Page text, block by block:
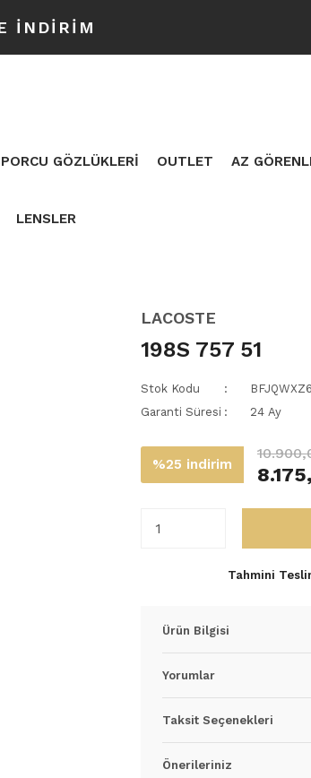
İNDİRİM
GÖZLÜKLERİ OUTLET AZ
LENSLER
LACOSTE
198S 757 51
Stok Kodu
BFJQWXZ6
Garanti Süresi
24 Ay
%25 indirim
Tahmini
Ürün Bilgisi
Yorumlar
Taksit Seçenekleri
Önerileriniz